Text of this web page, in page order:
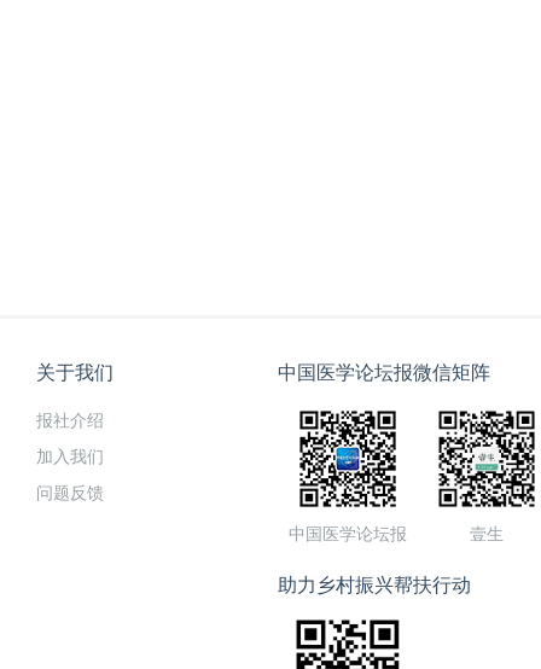
关于我们
报社介绍
加入我们
问题反馈
中国医学论坛报微信矩阵
中国医学论坛报 壹生
助力乡村振兴帮扶行动